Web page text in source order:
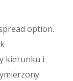
option.
kierunku i